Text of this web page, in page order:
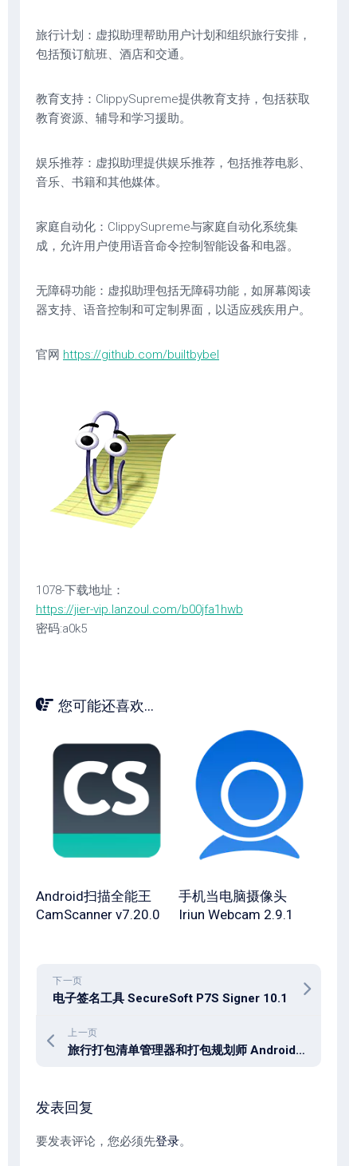
旅行计划：虚拟助理帮助用户计划和组织旅行安排，
包括预订航班、酒店和交通。
教育支持：ClippySupreme提供教育支持，包括获取
教育资源、辅导和学习援助。
娱乐推荐：虚拟助理提供娱乐推荐，包括推荐电影、
音乐、书籍和其他媒体。
家庭自动化：ClippySupreme与家庭自动化系统集
成，允许用户使用语音命令控制智能设备和电器。
无障碍功能：虚拟助理包括无障碍功能，如屏幕阅读
器支持、语音控制和可定制界面，以适应残疾用户。
官网 https://github.com/builtbybel
1078-下载地址：
https://jier-vip.lanzoul.com/b00jfa1hwb
密码:a0k5
您可能还喜欢...
Android扫描全能王
CamScanner v7.20.0
手机当电脑摄像头
Iriun Webcam 2.9.1
下一页
电子签名工具 SecureSoft P7S Signer 10.1
上一页
旅行打包清单管理器和打包规划师 Android PackPoint v3.17.3 高级精简版
发表回复
要发表评论，您必须先登录。